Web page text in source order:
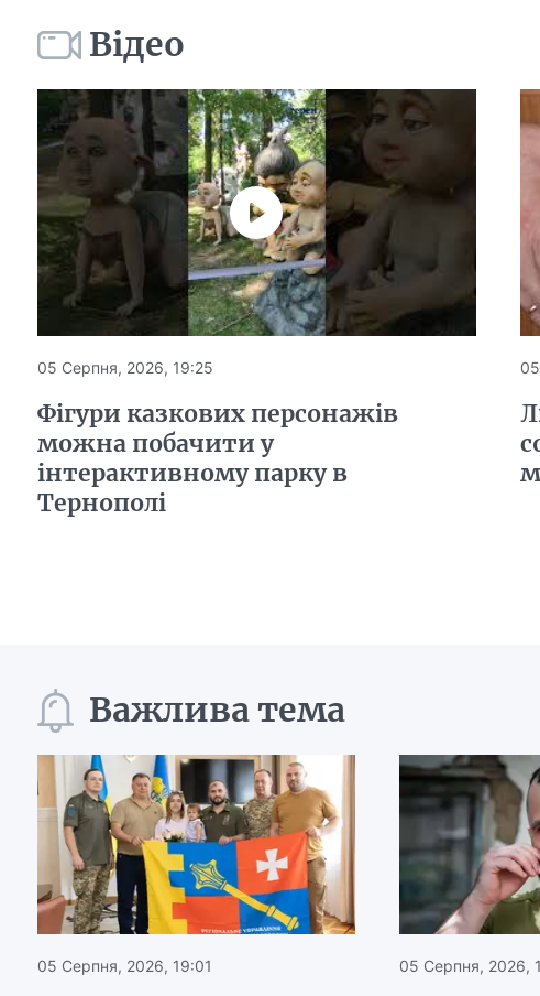
Відео
05 Серпня, 2026, 19:25
Фігури казкових персонажів
можна побачити у
інтерактивному парку в
Тернополі
Важлива тема
05 Серпня, 2026, 19:01 05 Серпня, 2026,